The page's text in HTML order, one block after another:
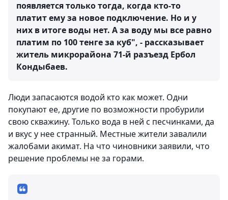
появляется только тогда, когда кто-то
платит ему за новое подключение. Но и у
них в итоге воды нет. А за воду мы все равно
платим по 100 тенге за куб", - рассказывает
житель микрорайона 71-й разъезд Ербол
Кондыбаев.
Люди запасаются водой кто как может. Одни
покупают ее, другие по возможности пробурили
свою скважину. Только вода в ней с песчинками, да
и вкус у нее странный. Местные жители завалили
жалобами акимат. На что чиновники заявили, что
решение проблемы не за горами.